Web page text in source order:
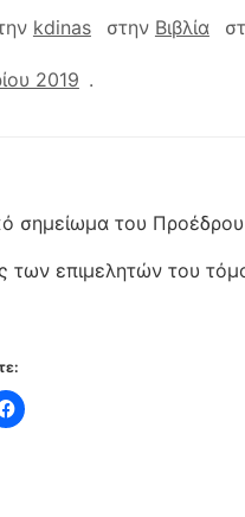
kdinas στην Βιβλία
2019 .
σημείωμα του
των επιμελητών του